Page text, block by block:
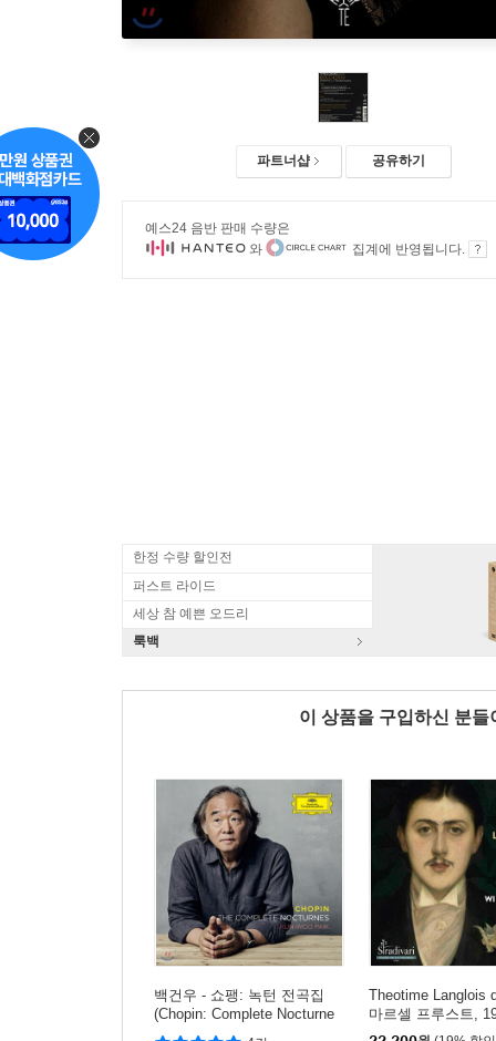
파트너샵 공유하기
예스24 음반 판매 수량은
와
집계에 반영됩니다.
한정 수량 할인전
퍼스트 라이드
세상 참 예쁜 오드리
룩백
이 상품을 구입하신 분
백건우 - 쇼팽: 녹턴 전곡집
(Chopin: Complete Nocturne
s)
Theotime Langlois
마르셀 프루스트,
1일의 콘서트